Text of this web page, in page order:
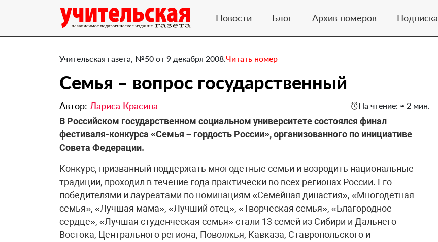
Новости Блог Архив номеров Подписка
Учительская газета, №50 от 9 декабря 2008.Читать номер
Семья – вопрос государственный
Автор: Лариса Красина На чтение: ≈ 2 мин.
В Российском государственном социальном университете состоялся финал
фестиваля-конкурса «Семья – гордость России», организованного по инициативе
Совета Федерации.
Конкурс, призванный поддержать многодетные семьи и возродить национальные
традиции, проходил в течение года практически во всех регионах России. Его
победителями и лауреатами по номинациям «Семейная династия», «Многодетная
семья», «Лучшая мама», «Лучший отец», «Творческая семья», «Благородное
сердце», «Лучшая студенческая семья» стали 13 семей из Сибири и Дальнего
Востока, Центрального региона, Поволжья, Кавказа, Ставропольского и